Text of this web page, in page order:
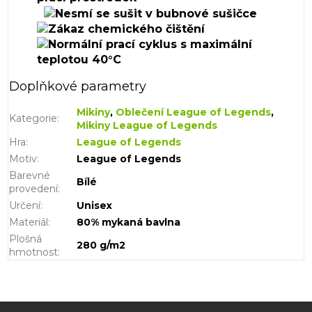
Doplňkové parametry
Kategorie: Mikiny, Oblečení League of Legends,
Mikiny League of Legends
Hra:
League of Legends
Motiv:
League of Legends
Barevné
provedení:
Bílé
Určení:
Unisex
Materiál :
80% mykaná bavlna
Plošná
hmotnost:
280 g/m2